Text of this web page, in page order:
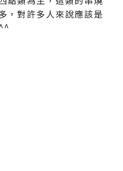
，對許多人來說應該是